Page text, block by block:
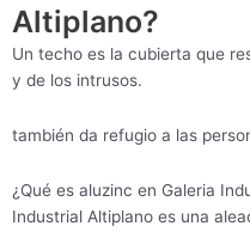
Altiplano?
Un techo es la cubierta que
y de los intrusos.
también da refugio a las
¿Qué es aluzinc en Galeria
Industrial Altiplano es una